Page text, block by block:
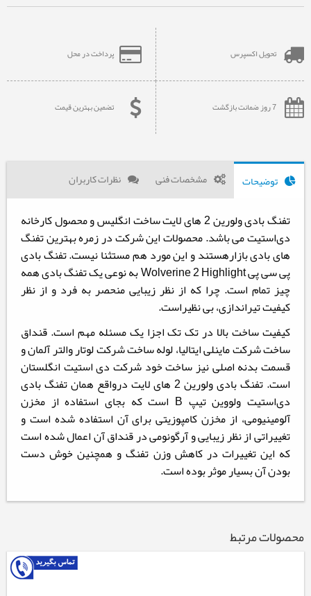
تحویل اکسپرس پرداخت در محل
7 روز ضمانت بازگشت تضمین بهترین قیمت
توضیحات مشخصات فنی نظرات کاربران
تفنگ بادی ولورین 2 های لایت ساخت انگلیس و محصول کارخانه
دی‌استیت می باشد. محصولات این شرکت در زمره بهترین تفنگ
های بادی بازارهستند و این مورد هم مستثنا نیست.تفنگ بادی
پی سی پی Wolverine 2 Highlight به نوعی یک تفنگ بادی همه
چیز تمام است. چرا که از نظر زیبایی منحصر به فرد و از نظر
کیفیت تیراندازی، بی نظیراست.
کیفیت ساخت بالا در تک تک اجزا یک مسئله مهم است. قنداق
ساخت شرکت ماینلی ایتالیا، لوله ساخت شرکت لوتار والتر آلمان و
قسمت بدنه اصلی نیز ساخت خود شرکت دی استیت انگلستان
است. تفنگ بادی ولورین 2 های لایت درواقع همان تفنگ بادی
دی‌استیت ولووین تیپ B است که بجای استفاده از مخزن
آلومینیومی، از مخزن کامپوزیتی برای آن استفاده شده است و
تغییراتی از نظر زیبایی و آرگونومی در قنداق آن اعمال شده است
که این تغییرات در کاهش وزن تفنگ و همچنین خوش دست
بودن آن بسیار موثر بوده است.
محصولات مرتبط